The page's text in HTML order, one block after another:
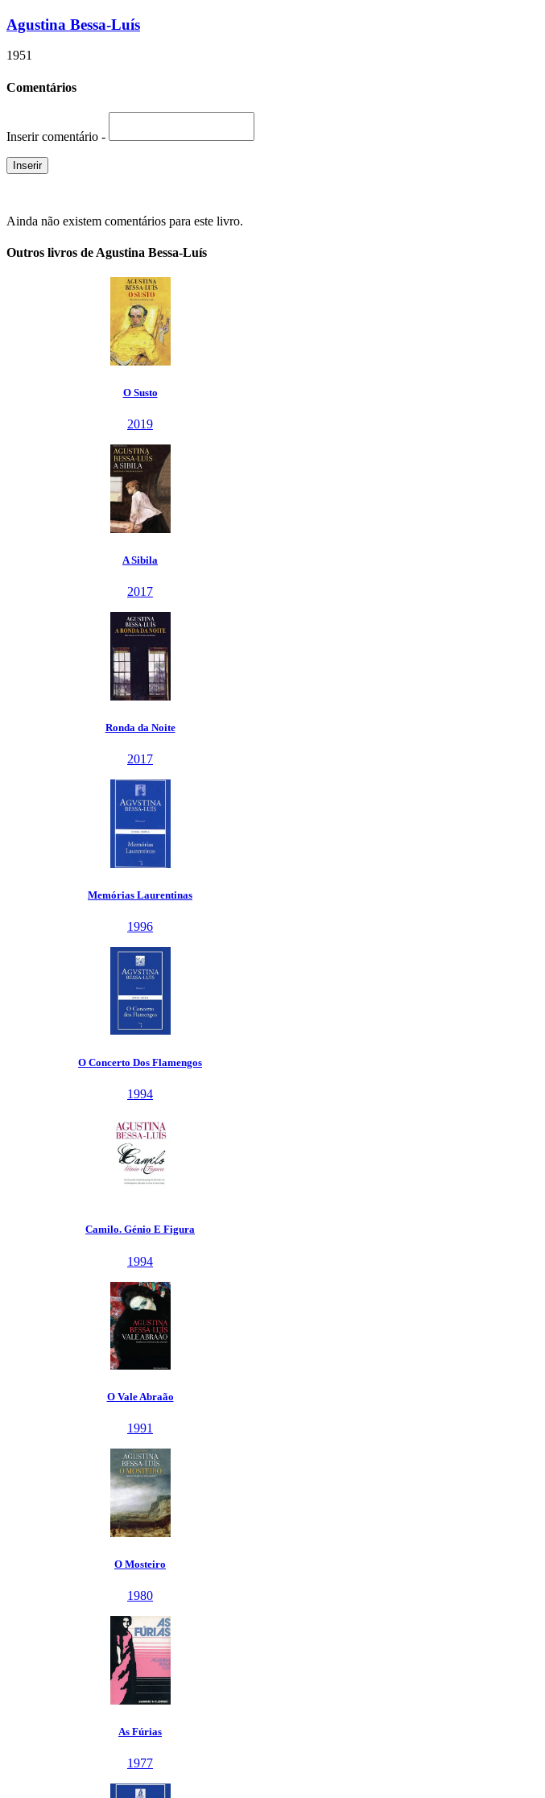
Agustina Bessa-Luís
1951
Comentários
Inserir comentário -
Ainda não existem comentários para este livro.
Outros livros de Agustina Bessa-Luís
O Susto
2019
A Sibila
2017
Ronda da Noite
2017
Memórias Laurentinas
1996
O Concerto Dos Flamengos
1994
Camilo. Génio E Figura
1994
O Vale Abraão
1991
O Mosteiro
1980
As Fúrias
1977